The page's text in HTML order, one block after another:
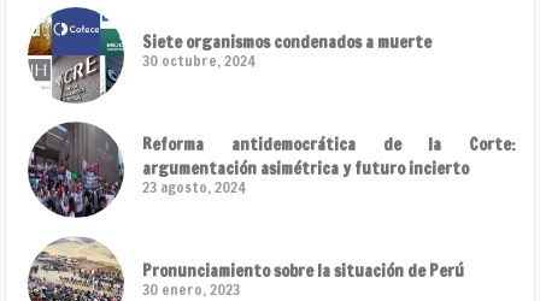
Siete organismos condenados a muerte
30 octubre, 2024
Reforma antidemocrática de la Corte:
argumentación asimétrica y futuro incierto
23 agosto, 2024
Pronunciamiento sobre la situación de Perú
30 enero, 2023